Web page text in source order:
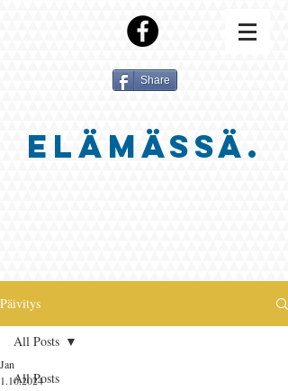
Share
ELÄMÄSSÄ.
Päivitys
All Posts
All Posts
Jan
1.10.2024